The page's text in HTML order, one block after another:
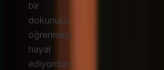
bir
dokunuşu
öğrenmeyi
hayal
ediyordum.